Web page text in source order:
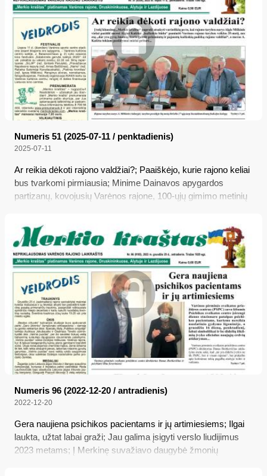
Numeris 51 (2025-07-11 / penktadienis)
2025-07-11
Ar reikia dėkoti rajono valdžiai?; Paaiškėjo, kurie rajono keliai
bus tvarkomi pirmiausia; Minime Dainavos apygardos
partizanų, kovojusių Varėnos rajone, 100-ųjų gimimo metinių
Numeris 96 (2022-12-20 / antradienis)
2022-12-20
Gera naujiena psichikos pacientams ir jų artimiesiems; Ilgai
laukta, užtat labai graži; Jau galima įsigyti verslo liudijimus
2023 metams; Į Merkinę suvažiavo daugybė žmonių